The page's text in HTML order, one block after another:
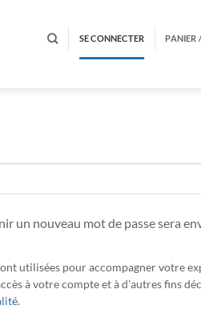
SE CONNECTER PANIER
un nouveau mot de passe sera
utilisées pour accompagner votre
à votre compte et à d'autres fins
.